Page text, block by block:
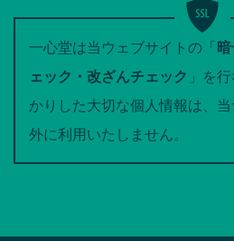
一心堂は当ウェブサイトの「
ェック・改ざんチェック 」を
かりした大切な個人情報は、
外に利用いたしません。